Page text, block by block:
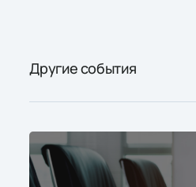
Другие события